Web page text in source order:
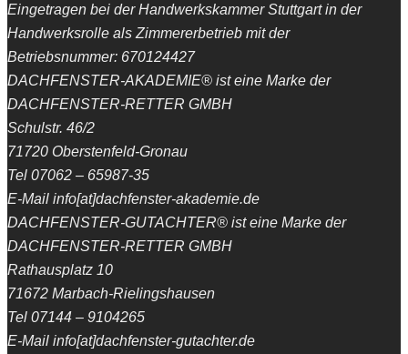
Eingetragen bei der Handwerkskammer Stuttgart in der
Handwerksrolle als Zimmererbetrieb mit der
Betriebsnummer: 670124427
DACHFENSTER-AKADEMIE® ist eine Marke der
DACHFENSTER-RETTER GMBH
Schulstr. 46/2
71720 Oberstenfeld-Gronau
Tel 07062 – 65987-35
E-Mail info[at]dachfenster-akademie.de
DACHFENSTER-GUTACHTER® ist eine Marke der
DACHFENSTER-RETTER GMBH
Rathausplatz 10
71672 Marbach-Rielingshausen
Tel 07144 – 9104265
E-Mail info[at]dachfenster-gutachter.de